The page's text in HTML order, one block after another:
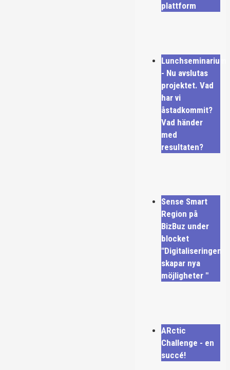
plattform
Lunchseminarium
- Nu avslutas
projektet. Vad
har vi
åstadkommit?
Vad händer
med
resultaten?
Sense Smart
Region på
BizBuz under
blocket
"Digitaliseringen
skapar nya
möjligheter "
ARctic
Challenge - en
succé!